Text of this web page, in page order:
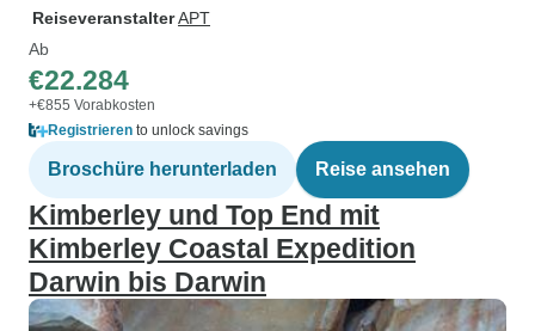
ReiseveranstalterAPT
Ab
€22.284
+€855 Vorabkosten
Registrieren to unlock savings
Broschüre herunterladen Reise ansehen
Kimberley und Top End mit
Kimberley Coastal Expedition
Darwin bis Darwin